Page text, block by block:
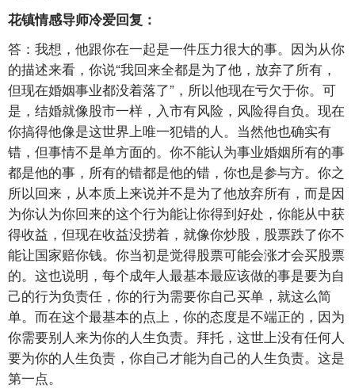
花镇情感导师冷爱回复：
答：我想，他跟你在一起是一件压力很大的事。因为从你
的描述来看，你说“我回来全都是为了他，放弃了所有，
但现在婚姻事业都没着落了”，所以他现在亏欠于你。可
是，结婚就像股市一样，入市有风险，风险得自负。现在
你搞得他像是这世界上唯一犯错的人。当然他也确实有
错，但事情不是单方面的。你不能认为事业婚姻所有的事
都是他的事，所有的错都是他的错，你也是参与方。你之
所以回来，从本质上来说并不是为了他放弃所有，而是因
为你认为你回来的这个行为能让你得到好处，你能从中获
得收益，但现在收益没捞着，就像你炒股，股票跌了你不
能让国家赔你钱。你当初是觉得股票可能会涨才会买股票
的。这也说明，每个成年人最基本最应该做的事是要为自
己的行为负责任，你的行为需要你自己买单，就这么简
单。而在这个最基本的点上，你的态度是不端正的，因为
你需要别人来为你的人生负责。拜托，这世上没有任何人
要为你的人生负责，你自己才能为自己的人生负责。这是
第一点。